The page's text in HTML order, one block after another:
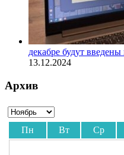
декабре будут
13.12.2024
Архив
Пн Вт Ср